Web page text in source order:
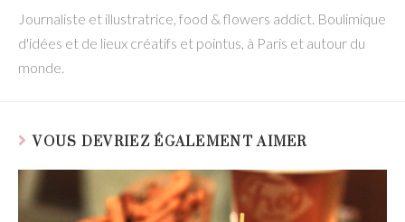
Journaliste et illustratrice, food & flowers addict. Boulimique
d'idées et de lieux créatifs et pointus, à Paris et autour du
monde.
VOUS DEVRIEZ ÉGALEMENT AIMER